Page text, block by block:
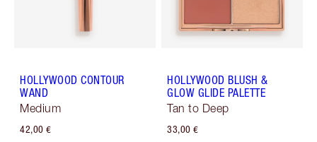
HOLLYWOOD CONTOUR
WAND
Medium
42,00 €
HOLLYWOOD BLUSH &
GLOW GLIDE PALETTE
Tan to Deep
33,00 €